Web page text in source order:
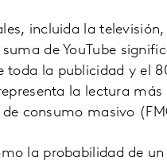
incluida la
de YouTube
toda la publicidad y el
la lectura
consumo masivo
la probabilidad de